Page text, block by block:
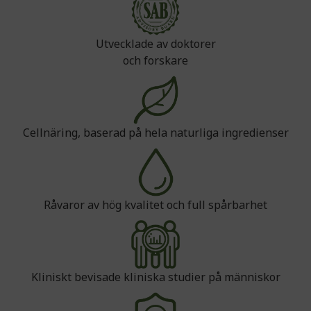
Utvecklade av doktorer
och forskare
Cellnäring, baserad på hela naturliga ingredienser
Råvaror av hög kvalitet och full spårbarhet
Kliniskt bevisade kliniska studier på människor